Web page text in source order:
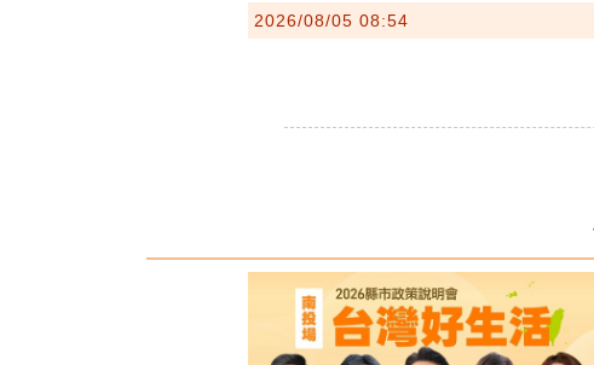
2026/08/05 08:54